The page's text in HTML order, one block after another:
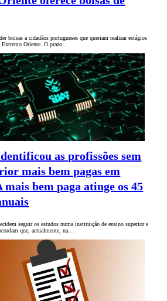
bolsas a cidadãos portugueses que queriam realizar estágios
Extremo Oriente. O prazo…
as profissões sem
mais bem pagas em
mais bem paga atinge os 45
seguir os estudos numa instituição de ensino superior e
que, actualmente, na…